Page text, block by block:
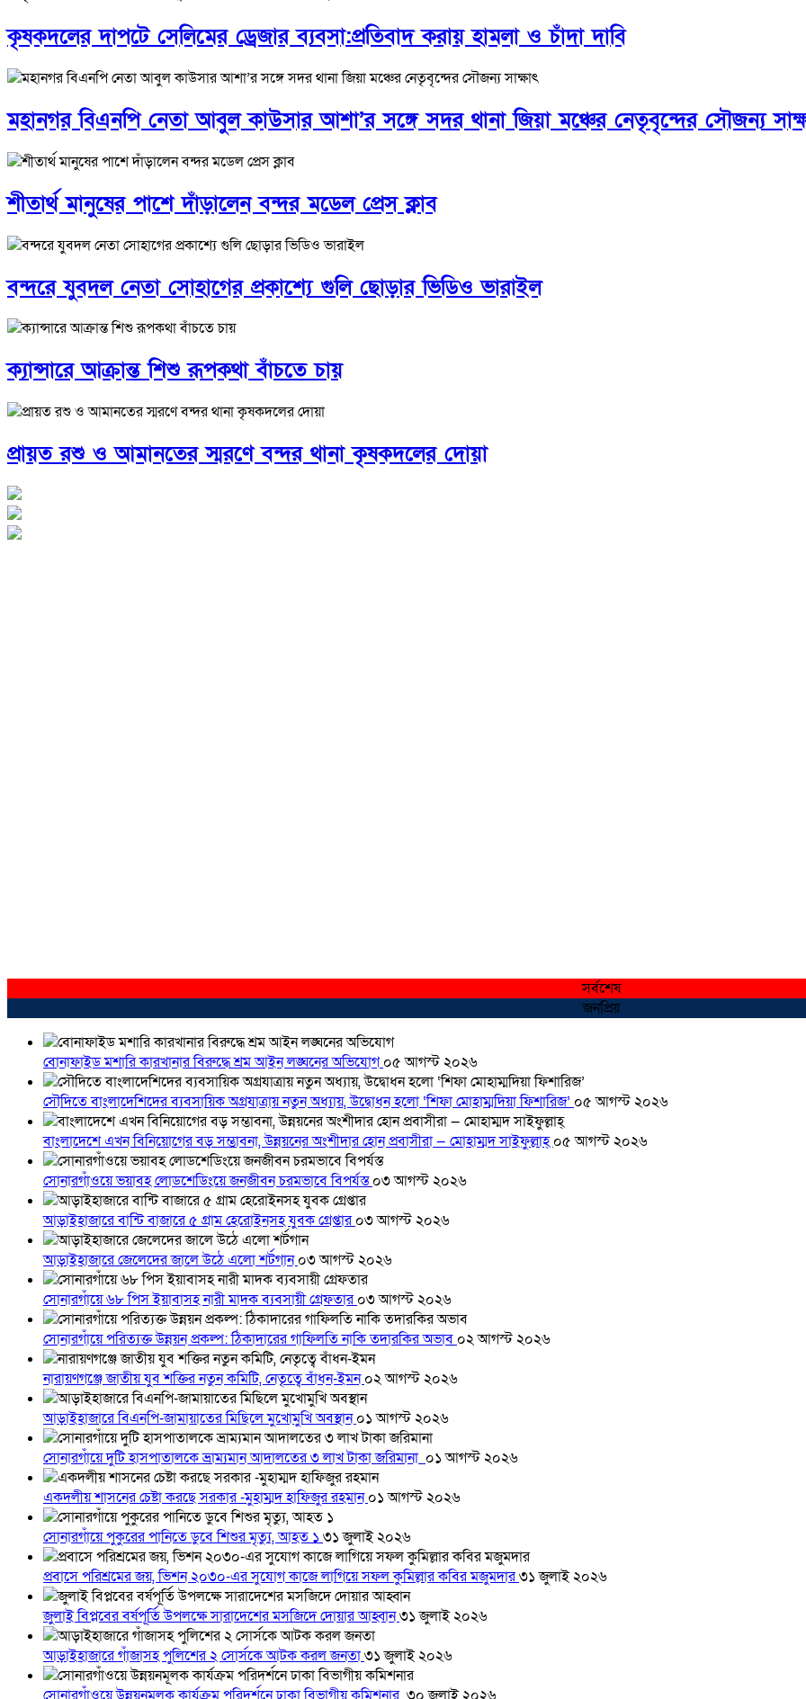
কৃষকদলের দাপটে সেলিমের ড্রেজার ব্যবসা:প্রতিবাদ করায় হামলা ও চাঁদা দাবি
মহানগর বিএনপি নেতা আবুল কাউসার আশা’র সঙ্গে সদর থানা জিয়া মঞ্চের নেতৃবৃন্দের সৌজন্য
শীতার্থ মানুষের পাশে দাঁড়ালেন বন্দর মডেল প্রেস ক্লাব
বন্দরে যুবদল নেতা সোহাগের প্রকাশ্যে গুলি ছোড়ার ভিডিও ভারাইল
ক্যান্সারে আক্রান্ত শিশু রূপকথা বাঁচতে চায়
প্রায়ত রশু ও আমানতের স্মরণে বন্দর থানা কৃষকদলের দোয়া
সর্বশেষ
জনপ্রিয়
বোনাফাইড মশারি কারখানার বিরুদ্ধে শ্রম আইন লঙ্ঘনের অভিযোগ০৫ আগস্ট ২০২৬
সৌদিতে বাংলাদেশিদের ব্যবসায়িক অগ্রযাত্রায় নতুন অধ্যায়, উদ্বোধন হলো ‘শিফা মোহাম্মদিয়া ফিশারিজ’ ০৫ আগস্ট ২০২৬
বাংলাদেশে এখন বিনিয়োগের বড় সম্ভাবনা, উন্নয়নের অংশীদার হোন প্রবাসীরা — মোহাম্মদ সাইফুল্লাহ্০৫ আগস্ট ২০২৬
সোনারগাঁওয়ে ভয়াবহ লোডশেডিংয়ে জনজীবন চরমভাবে বিপর্যস্ত০৩ আগস্ট ২০২৬
আড়াইহাজারে বান্টি বাজারে ৫ গ্রাম হেরোইনসহ যুবক গ্রেপ্তার০৩ আগস্ট ২০২৬
আড়াইহাজারে জেলেদের জালে উঠে এলো শর্টগান০৩ আগস্ট ২০২৬
সোনারগাঁয়ে ৬৮ পিস ইয়াবাসহ নারী মাদক ব্যবসায়ী গ্রেফতার০৩ আগস্ট ২০২৬
সোনারগাঁয়ে পরিত্যক্ত উন্নয়ন প্রকল্প: ঠিকাদারের গাফিলতি নাকি তদারকির অভাব ০২ আগস্ট ২০২৬
নারায়ণগঞ্জে জাতীয় যুব শক্তির নতুন কমিটি, নেতৃত্বে বাঁধন-ইমন০২ আগস্ট ২০২৬
আড়াইহাজারে বিএনপি-জামায়াতের মিছিলে মুখোমুখি অবস্থান০১ আগস্ট ২০২৬
সোনারগাঁয়ে দুটি হাসপাতালকে ভ্রাম্যমান আদালতের ৩ লাখ টাকা জরিমানা ০১ আগস্ট ২০২৬
একদলীয় শাসনের চেষ্টা করছে সরকার -মুহাম্মদ হাফিজুর রহমান০১ আগস্ট ২০২৬
সোনারগাঁয়ে পুকুরের পানিতে ডুবে শিশুর মৃত্যু, আহত ১ ৩১ জুলাই ২০২৬
প্রবাসে পরিশ্রমের জয়, ভিশন ২০৩০-এর সুযোগ কাজে লাগিয়ে সফল কুমিল্লার কবির মজুমদার৩১ জুলাই ২০২৬
জুলাই বিপ্লবের বর্ষপূর্তি উপলক্ষে সারাদেশের মসজিদে দোয়ার আহ্বান৩১ জুলাই ২০২৬
আড়াইহাজারে গাঁজাসহ পুলিশের ২ সোর্সকে আটক করল জনতা৩১ জুলাই ২০২৬